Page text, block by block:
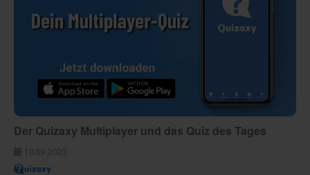
Der Quizaxy Multiplayer und das Quiz des Tages
10.09.2023